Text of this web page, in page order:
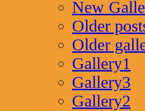
New
Older
Older
Gallery1
Gallery3
Gallery2